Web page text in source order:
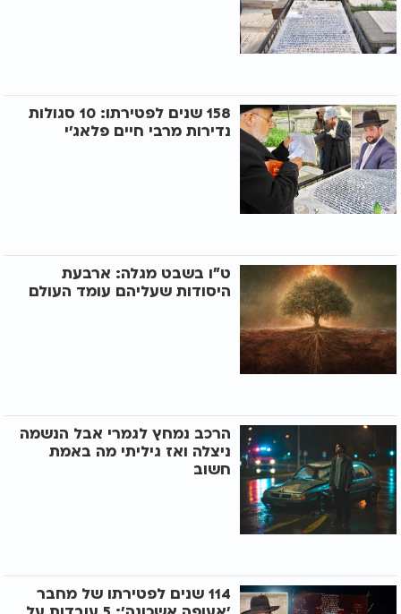
158 שנים לפטירתו: 10 סגולות
נדירות מרבי חיים פלאג’י
ט״ו בשבט מגלה: ארבעת
היסודות שעליהם עומד העולם
הרכב נמחץ לגמרי אבל הנשמה
ניצלה ואז גיליתי מה באמת
חשוב
114 שנים לפטירתו של מחבר